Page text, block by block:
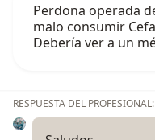
Perdona operada
malo consumir
Debería ver a un
RESPUESTA DEL PROFESIONAL: